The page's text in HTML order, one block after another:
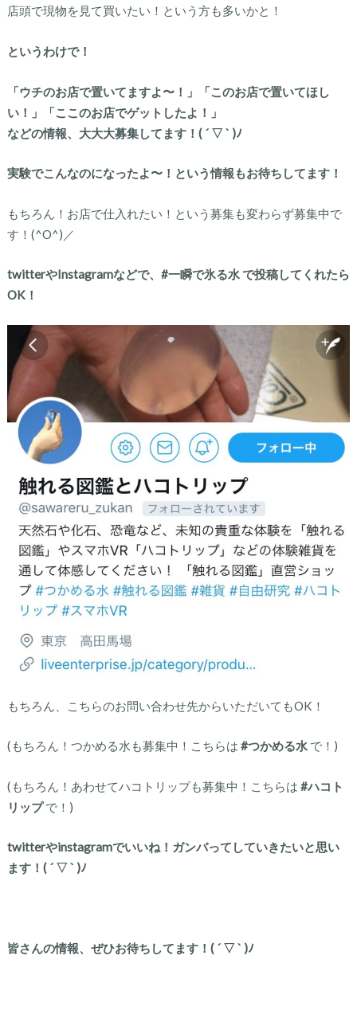
店頭で現物を見て買いたい！という方も多いかと！
というわけで！
「ウチのお店で置いてますよ〜！」「このお店で置いてほし
い！」「ここのお店でゲットしたよ！」
などの情報、大大大募集してます！( ´ ▽ ` )ﾉ
実験でこんなのになったよ〜！という情報もお待ちしてます！
もちろん！お店で仕入れたい！という募集も変わらず募集中で
す！(^O^)／
twitterやInstagramなどで、#一瞬で氷る水 で投稿してくれたら
OK！
もちろん、こちらのお問い合わせ先からいただいてもOK！
(もちろん！つかめる水も募集中！こちらは #つかめる水で！)
(もちろん！あわせてハコトリップも募集中！こちらは #ハコト
リップで！)
twitterやinstagramでいいね！ガンバってしていきたいと思い
ます！( ´ ▽ ` )ﾉ
皆さんの情報、ぜひお待ちしてます！( ´ ▽ ` )ﾉ